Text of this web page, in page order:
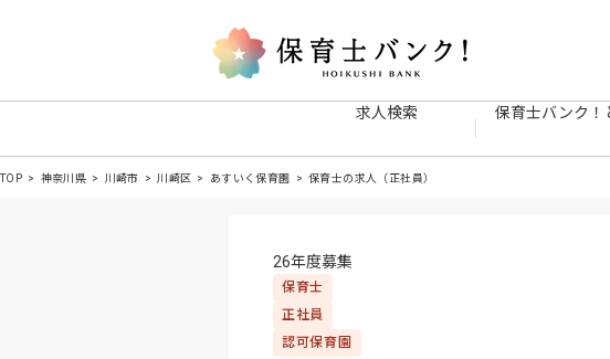
求人検索 保育士バンク！
TOP 神奈川県 川崎市 川崎区 あすいく保育園 保育士の求人（正社員）
26年度募集
保育士
正社員
認可保育園